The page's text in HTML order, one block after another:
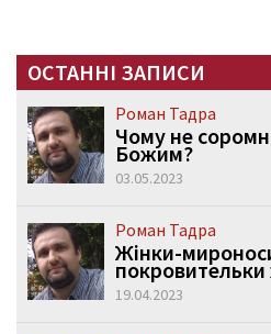
ОСТАННІ ЗАПИСИ
Роман Тадра
Чому не
Божим?
03.05.2023
Роман Тадра
Жінки-
19.04.2023